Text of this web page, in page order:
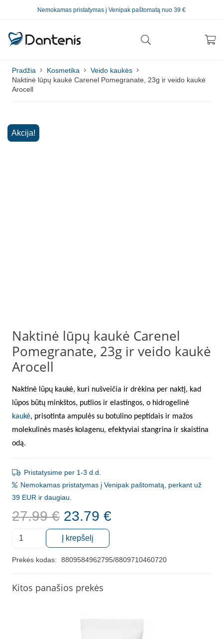
Nemokamas pristatymas į Venipak paštomatą nuo 39 €
Pradžia Kosmetika
Veido kaukės
Naktinė lūpų kaukė Carenel Pomegranate, 23g ir veido kaukė
Arocell
Akcija!
Naktinė lūpų kaukė Carenel
Pomegranate, 23g ir veido kaukė
Arocell
Naktinė lūpų kaukė, kuri nušveičia ir drėkina per naktį, kad
lūpos būtų minkštos, putlios ir elastingos, o hidrogelinė
kaukė, prisotinta ampulės su botulino peptidais ir mažos
molekulinės masės kolagenu, efektyviai stangrina ir skaistina
odą.
Pristatysime per 1-3 d.d.
Nemokamas pristatymas į Venipak paštomatą, perkant už
39 EUR ir daugiau.
27.99€ Original
price
was:
27.99 €.
23.79 €
produkto
Naktinė
kaukė
Į krepšelį
Prekės kodas: 8809584962795/8809710460720
Kitos panašios prekės